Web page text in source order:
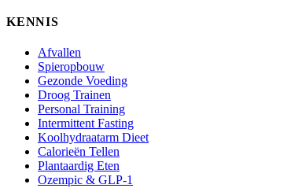
KENNIS
Afvallen
Spieropbouw
Gezonde Voeding
Droog Trainen
Personal Training
Intermittent Fasting
Koolhydraatarm Dieet
Calorieën Tellen
Plantaardig Eten
Ozempic & GLP-1